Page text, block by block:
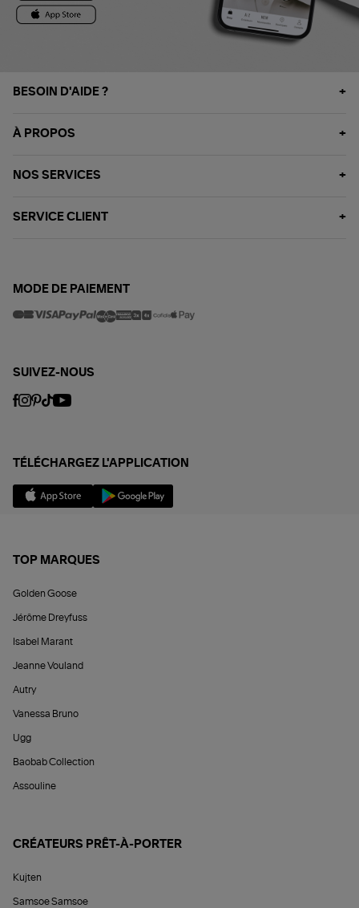
BESOIN D'AIDE ?
À PROPOS
NOS SERVICES
SERVICE CLIENT
MODE DE PAIEMENT
SUIVEZ-NOUS
TÉLÉCHARGEZ L'APPLICATION
TOP MARQUES
Golden Goose
Jérôme Dreyfuss
Isabel Marant
Jeanne Vouland
Autry
Vanessa Bruno
Ugg
Baobab Collection
Assouline
CRÉATEURS PRÊT-À-PORTER
Kujten
Samsoe Samsoe